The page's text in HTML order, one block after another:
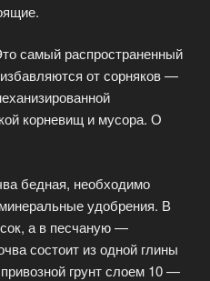
самый распространенный
от сорняков —
корневищ и мусора. О
бедная, необходимо
удобрения. В
а в песчаную —
состоит из одной глины
грунт слоем 10 —